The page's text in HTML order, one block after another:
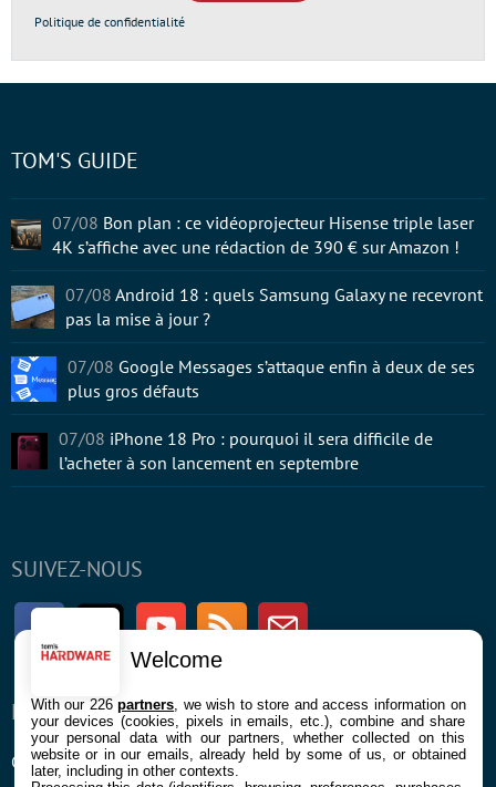
Politique de confidentialité
SUIVEZ-NOUS
FacebookTwitter Youtube RSS Newsletter
ENTREPRISE
Confidentialité et Cookies
À PROPOS
Contact
TOM'S GUIDE
07/08 Bon plan : ce vidéoprojecteur Hisense triple laser
4K s’affiche avec une rédaction de 390 € sur Amazon !
07/08 Android 18 : quels Samsung Galaxy ne recevront
pas la mise à jour ?
07/08 Google Messages s’attaque enfin à deux de ses
plus gros défauts
07/08 iPhone 18 Pro : pourquoi il sera difficile de
l’acheter à son lancement en septembre
Welcome
With our 226partners , we wish to store and access information on
your devices (cookies, pixels in emails, etc.), combine and share
your personal data with our partners, whether collected on this
website or in our emails, already held by some of us, or obtained
later, including in other contexts.